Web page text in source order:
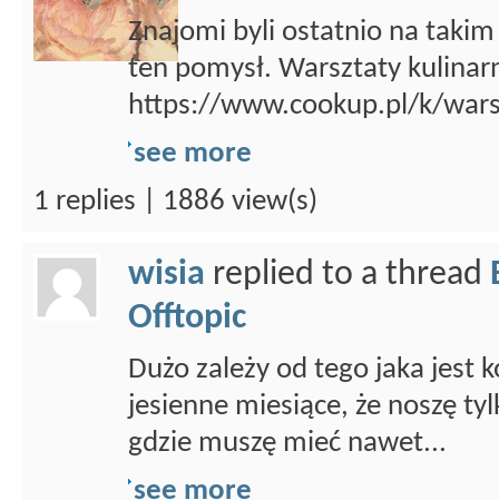
Znajomi byli ostatnio na
ten pomysł. Warsztaty
https://www.cookup.pl/k/
see more
1 replies | 1886 view(s)
wisia replied to a thread
Offtopic
Dużo zależy od tego jaka jest
jesienne miesiące, że noszę
gdzie muszę mieć nawet...
see more